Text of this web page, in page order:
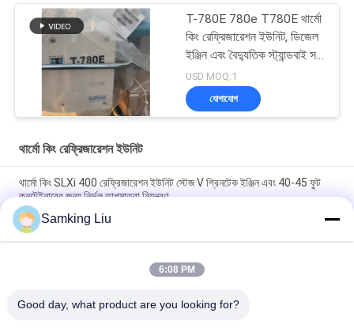
T-780E 780e T780E থার্মো
কিং রেফ্রিজারেশন ইউনিট, ডিজেল
ইঞ্জিন এবং বৈদ্যুতিক স্ট্যান্ডবাই সহ
বৈদ্যুতিক পাখা, যা চীনে তৈরি
USD MOQ:1
যোগাযোগ
থার্মো কিং রেফ্রিজারেশন ইউনিট
থার্মো কিং SLXi 400 রেফ্রিজারেশন ইউনিট স্টেজ V গ্রিনটেক ইঞ্জিন এবং 40-45 ফুট
কনটেইনারের জন্য নির্ভুল তাপমাত্রা নিয়ন্ত্রণ
মডেল লেজেন্ড L-1880 30/50 THERMO KING নতুন ট্রেলার রেফ্রিজারেশন ইউনিট
এশিয়া প্যাসিফিক বাজার ভাল জ্বালানী অর্থনীতি এবং শক্তিশালী শীতল কর্মক্ষমতা
টি-৮৮০ প্রো টি-৮০ টি-৬৮০প্রো/টি-৭৮০প্রো/টি-১০৮০প্রো/টি-১২৮০প্রো
Samking Liu
6:08 PM
Good day, what product are you looking for?